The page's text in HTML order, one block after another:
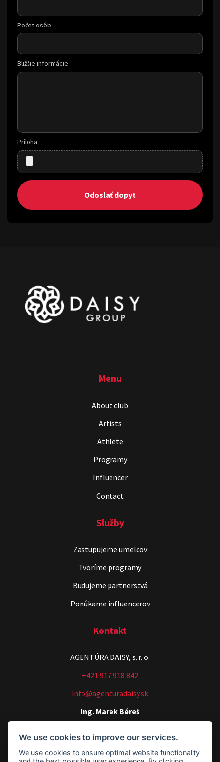
Počet osôb
Bližšie informácie
Príloha
Odoslať dopyt
Menu
About club
Artists
Athlete
Programy
Influencer
Contact
Služby
Zastupujeme umelcov
Tvoríme programy
Budujeme partnerstvá
Ponúkame influencerov
Kontakt
AGENTÚRA DAISY, s. r. o.
+421 917 918 842
info@agenturadaisy.sk
Ing. Marek Béreš
Artists manager, Executive manager
+421 907 540 518
agenturadaisy@agenturadaisy.sk
We use cookies to improve our services.
We use cookies to ensure optimal website functionality